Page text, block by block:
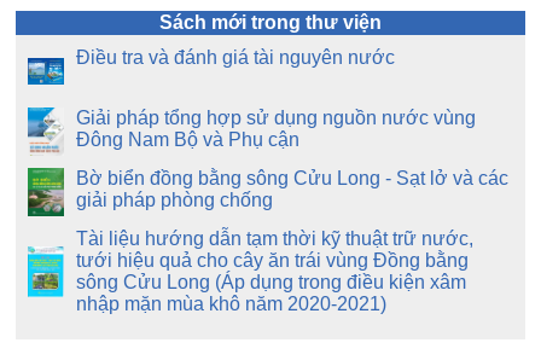
Sách mới trong thư viện
Điều tra và đánh giá tài nguyên nước
Giải pháp tổng hợp sử dụng nguồn nước vùng
Đông Nam Bộ và Phụ cận
Bờ biển đồng bằng sông Cửu Long - Sạt lở và các
giải pháp phòng chống
Tài liệu hướng dẫn tạm thời kỹ thuật trữ nước,
tưới hiệu quả cho cây ăn trái vùng Đồng bằng
sông Cửu Long (Áp dụng trong điều kiện xâm
nhập mặn mùa khô năm 2020-2021)